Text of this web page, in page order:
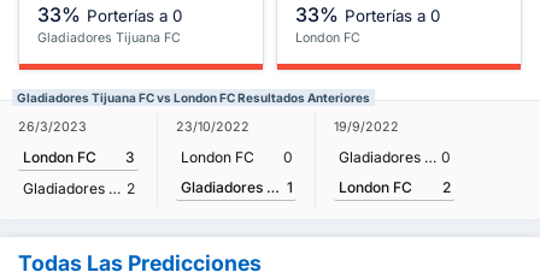
33% Porterías a 0
Gladiadores Tijuana FC
33% Porterías a 0
London FC
Gladiadores Tijuana FC vs London FC Resultados Anteriores
26/3/2023
London FC
3
Gladiadores Tijuana FC 2
23/10/2022
London FC
0
Gladiadores Tijuana FC 1
19/9/2022
Gladiadores Tijuana FC 0
London FC
2
Todas Las Predicciones